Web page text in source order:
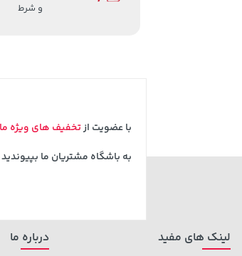
و شرط
با عضویت ازتخفیف های ویژه ما
به باشگاه مشتریان ما
لینک های مفید درباره ما